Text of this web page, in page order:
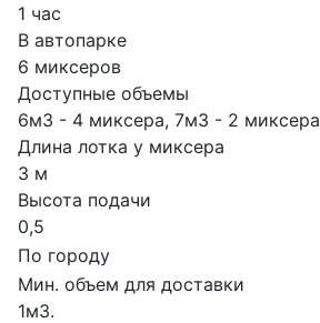
1 час
В автопарке
6 миксеров
Доступные объемы
6м3 - 4 миксера, 7м3 - 2 миксера
Длина лотка у миксера
3 м
Высота подачи
0,5
По городу
Мин. объем для доставки
1м3.